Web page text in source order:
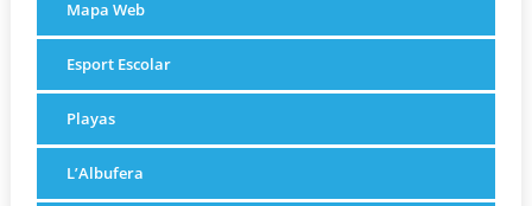
Mapa Web
Esport Escolar
Playas
L’Albufera